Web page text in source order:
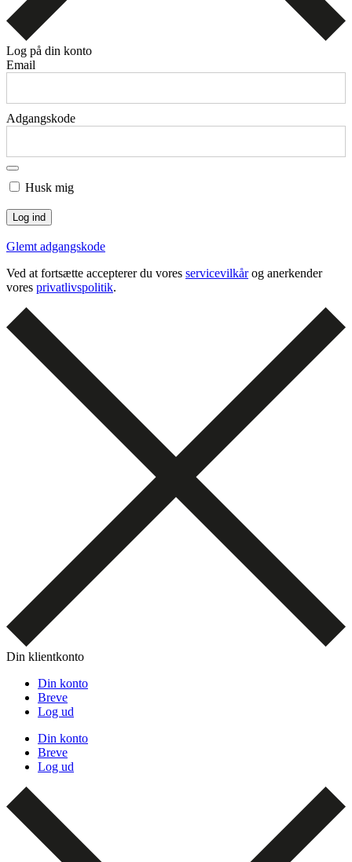
Log på din konto
Email
Adgangskode
Husk mig
Glemt adgangskode
Ved at fortsætte accepterer du vores servicevilkårog anerkender
vores privatlivspolitik.
Din klientkonto
Din konto
Breve
Log ud
Din konto
Breve
Log ud